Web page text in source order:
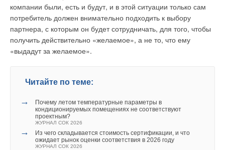
компании были, есть и будут, и в этой ситуации только сам
потребитель должен внимательно подходить к выбору
партнера, с которым он будет сотрудничать, для того, чтобы
получить действительно «желаемое», а не то, что ему
«выдадут за желаемое».
Читайте по теме:
→
Почему летом температурные параметры в
кондиционируемых помещениях не соответствуют
проектным?
ЖУРНАЛ СОК 2026
→
Из чего складывается стоимость сертификации, и что
ожидает рынок оценки соответствия в 2026 году
ЖУРНАЛ СОК 2026
ЖУРНАЛ СОК ИЮНЬ 2026
→
Система Качества РЕХАУ: как цифровые технологии
помогают защитить рынок от подделок
Комментарии
В этой теме еще нет комментариев
→
Оценка тепловой эффективности подраковинного
рекуператора сточных вод
ЖУРНАЛ СОК АПРЕЛЬ 2026
Комментарии
В этой теме еще нет комментариев
Вспомогательное оборудование ИТП, позволяющее
обеспечить качественные показатели теплоснабжения
ЖУРНАЛ СОК МАРТ 2020
→ Обзор мобильных приложений для iOS
ЖУРНАЛ СОК ЯНВАРЬ 2013
→
Стальное решение от «Сантехкомплект»! Стальные
→ Радиаторы отопления: краткий обзор рынка
ЖУРНАЛ СОК ИЮЛЬ 2007
ЖУРНАЛ СОК АПРЕЛЬ 2006